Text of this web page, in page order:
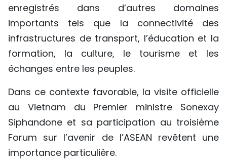
enregistrés dans d’autres domaines
importants tels que la connectivité des
infrastructures de transport, l’éducation et la
formation, la culture, le tourisme et les
échanges entre les peuples.
Dans ce contexte favorable, la visite officielle
au Vietnam du Premier ministre Sonexay
Siphandone et sa participation au troisième
Forum sur l’avenir de l’ASEAN revêtent une
importance particulière.